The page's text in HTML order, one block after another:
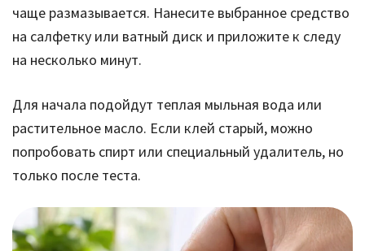
чаще размазывается. Нанесите выбранное средство
на салфетку или ватный диск и приложите к следу
на несколько минут.
Для начала подойдут теплая мыльная вода или
растительное масло. Если клей старый, можно
попробовать спирт или специальный удалитель, но
только после теста.